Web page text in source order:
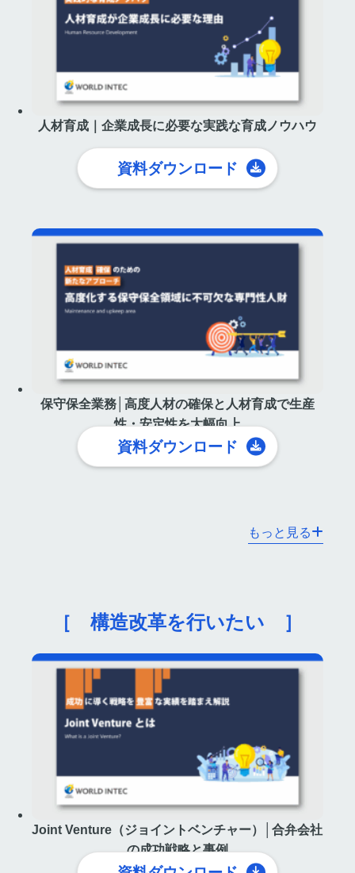
人材育成｜企業成長に必要な実践な育成ノウハウ
資料ダウンロード
保守保全業務│高度人材の確保と人材育成で生産
性・安定性を大幅向上
資料ダウンロード
もっと見る
［ 構造改革を行いたい ］
Joint Venture（ジョイントベンチャー）│合弁会社
の成功戦略と事例